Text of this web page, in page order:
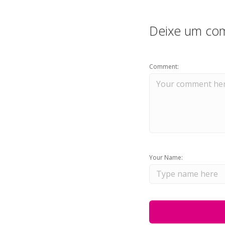
Deixe um
Comment:
Your Name: